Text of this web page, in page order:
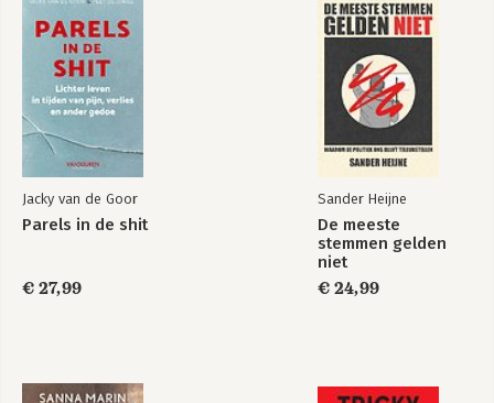
103 Losbrekers
voor meer plezier
thuis
Hartelijk
georganiseerd
Bekijk alle boeken
Jacky van de Goor
Parels in de shit
€ 27,99
Sander Heijne
De meeste
stemmen gelden
niet
€ 24,99